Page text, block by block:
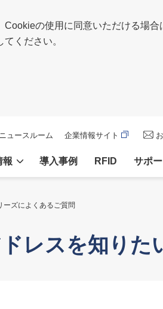
の使用に同意いただける場合
ください。
報 導入事例 RFID サポ
ニュースルーム 企業情報サイト
ーズによくあるご質問
レスを知りた